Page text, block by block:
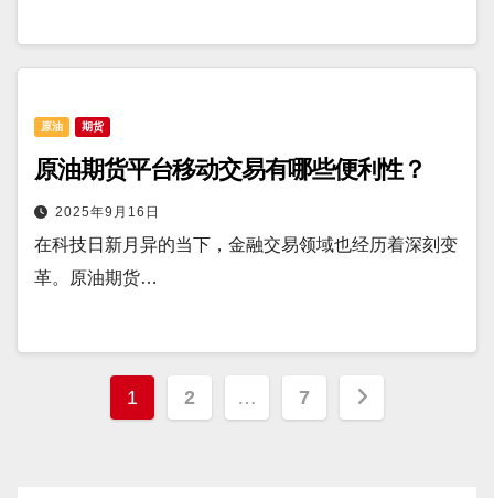
原油 期货
原油期货平台移动交易有哪些便利性？
2025年9月16日
在科技日新月异的当下，金融交易领域也经历着深刻变
革。原油期货…
文
1 2 … 7